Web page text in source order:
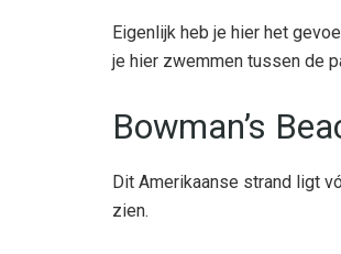
Eigenlijk heb je hier het
je hier zwemmen tussen de
Bowman’s
Dit Amerikaanse strand ligt
zien.